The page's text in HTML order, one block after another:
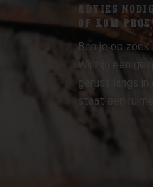
ADVIES
OF KOM
Ben je op zoek
Wij zijn een
gerust langs in
staat een